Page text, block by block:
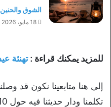
الشوق والحنين
18 مايو، 2026
للمزيد يمكنك قراءة :تهنئة
إلى هنا متابعينا نكون قد